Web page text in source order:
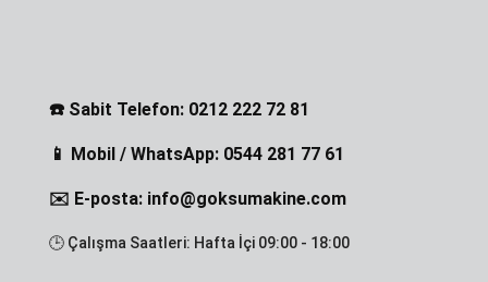
☎️ Sabit Telefon: 0212 222 72 81
📱 Mobil / WhatsApp: 0544 281 77 61
✉️ E-posta: info@goksumakine.com
🕒 Çalışma Saatleri: Hafta İçi 09:00 - 18:00